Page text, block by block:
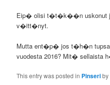
Eip� olisi t�t�k��n uskonut
v�itt�nyt.
Mutta ent�p� jos t�h�n
vuodesta 2016? Mit� sellaista
This entry was posted in Pinseriby